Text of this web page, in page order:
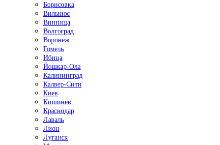
Борисовка
Вильнюс
Винница
Волгоград
Воронеж
Гомель
Ибица
Йошкар-Ола
Калининград
Калвер-Сити
Киев
Кишинёв
Краснодар
Лаваль
Лион
Луганск